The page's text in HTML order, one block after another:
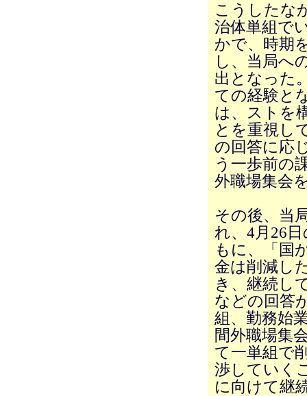
こうしたな
治体単組で
かで、時期
し、当局へ
出となった
ての経験と
は、ストを
とを重視し
の回答に応
う一歩前の
外職場集会
その後、当
れ、4月26
もに、「国
金は削減し
き、継続し
などの回答
組、勤務始
間外職場集
て一単組で
渉していく
に向けて継